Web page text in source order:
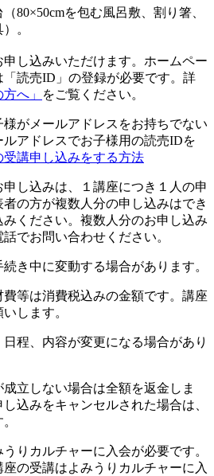
80×50cmを包む風呂敷、割り箸、
。
し込みいただけます。ホームペー
読売ID」の登録が必要です。詳
へ」 をご覧ください。
がメールアドレスをお持ちでない
アドレスでお子様用の読売IDを
受講申し込みをする方法
し込みは、１講座につき１人の申
の方が複数人分の申し込みはでき
ください。複数人分のお申し込み
でお問い合わせください。
き中に変動する場合があります。
等は消費税込みの金額です。講座
します。
程、内容が変更になる場合があり
立しない場合は全額を返金しま
込みをキャンセルされた場合は、
りカルチャーに入会が必要です。
の受講はよみうりカルチャーに入